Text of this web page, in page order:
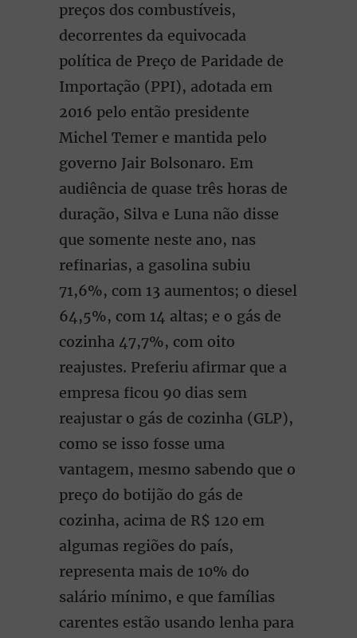
preços dos combustíveis,
decorrentes da equivocada
política de Preço de Paridade de
Importação (PPI), adotada em
2016 pelo então presidente
Michel Temer e mantida pelo
governo Jair Bolsonaro. Em
audiência de quase três horas de
duração, Silva e Luna não disse
que somente neste ano, nas
refinarias, a gasolina subiu
71,6%, com 13 aumentos; o diesel
64,5%, com 14 altas; e o gás de
cozinha 47,7%, com oito
reajustes. Preferiu afirmar que a
empresa ficou 90 dias sem
reajustar o gás de cozinha (GLP),
como se isso fosse uma
vantagem, mesmo sabendo que o
preço do botijão do gás de
cozinha, acima de R$ 120 em
algumas regiões do país,
representa mais de 10% do
salário mínimo, e que famílias
carentes estão usando lenha para